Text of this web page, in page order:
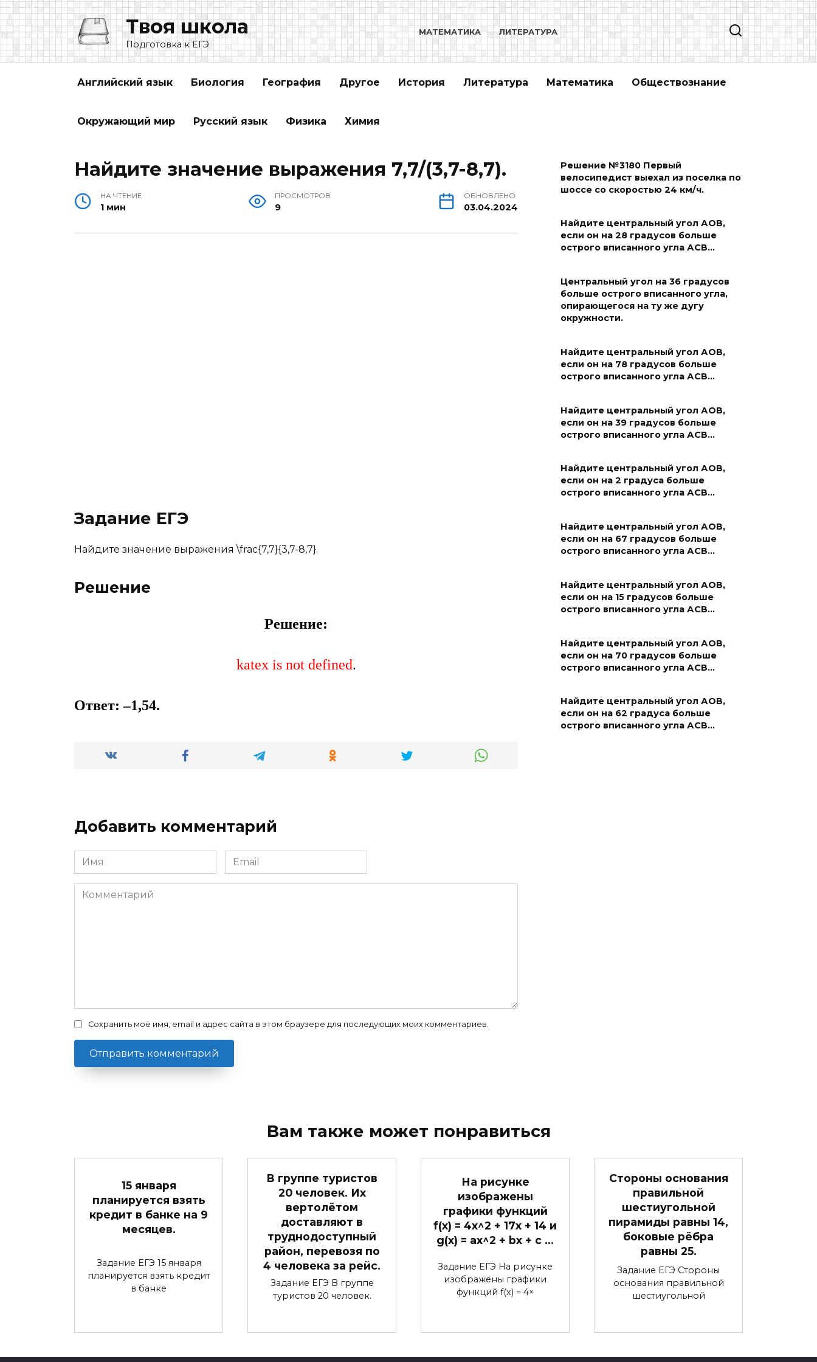
Перейти
к
содержанию
Твоя школа
Подготовка к ЕГЭ
МАТЕМАТИКА ЛИТЕРАТУРА
Английский язык Биология География Другое История Литература Математика Обществознание
Окружающий мир Русский язык Физика Химия
Найдите значение выражения 7,7/(3,7-8,7).
НА ЧТЕНИЕ
1 мин
ПРОСМОТРОВ
9
ОБНОВЛЕНО
03.04.2024
Задание ЕГЭ
Найдите значение выражения \frac{7,7}{3,7-8,7}.
Решение
Решение:
katex is not defined.
Ответ:–1,54.
Добавить комментарий
Имя
*
Email
*
Комментарий
Сохранить моё имя, email и адрес сайта в этом браузере для последующих моих комментариев.
Решение №3180 Первый
велосипедист выехал из поселка по
шоссе со скоростью 24 км/ч.
Найдите центральный угол АОВ,
если он на 28 градусов больше
острого вписанного угла АСВ…
Центральный угол на 36 градусов
больше острого вписанного угла,
опирающегося на ту же дугу
окружности.
Найдите центральный угол АОВ,
если он на 78 градусов больше
острого вписанного угла АСВ…
Найдите центральный угол АОВ,
если он на 39 градусов больше
острого вписанного угла АСВ…
Найдите центральный угол АОВ,
если он на 2 градуса больше
острого вписанного угла АСВ…
Найдите центральный угол АОВ,
если он на 67 градусов больше
острого вписанного угла АСВ…
Найдите центральный угол АОВ,
если он на 15 градусов больше
острого вписанного угла АСВ…
Найдите центральный угол АОВ,
если он на 70 градусов больше
острого вписанного угла АСВ…
Найдите центральный угол АОВ,
если он на 62 градуса больше
острого вписанного угла АСВ…
Вам также может понравиться
15 января
планируется взять
кредит в банке на 9
месяцев.
Задание ЕГЭ 15 января
планируется взять кредит
в банке
В группе туристов
20 человек. Их
вертолётом
доставляют в
труднодоступный
район, перевозя по
4 человека за рейс.
Задание ЕГЭ В группе
туристов 20 человек.
На рисунке
изображены
графики функций
f(x) = 4x^2 + 17x + 14 и
g(x) = ax^2 + bx + c …
Задание ЕГЭ На рисунке
изображены графики
функций f(x) = 4×
Стороны основания
правильной
шестиугольной
пирамиды равны 14,
боковые рёбра
равны 25.
Задание ЕГЭ Стороны
основания правильной
шестиугольной